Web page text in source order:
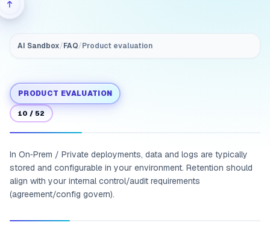
AI Sandbox/FAQ/Product evaluation
PRODUCT EVALUATION
10 / 52
In On‑Prem / Private deployments, data and logs are typically
stored and configurable in your environment. Retention should
align with your internal control/audit requirements
(agreement/config govern).